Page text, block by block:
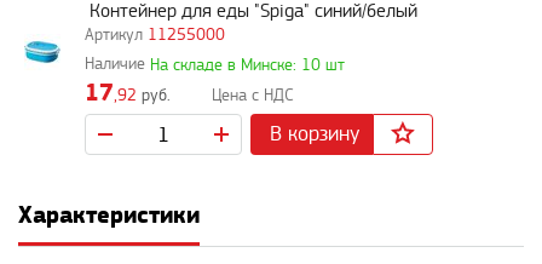
11255000
Контейнер для еды "Spiga" синий/белый
На складе в Минске: 10 шт
17,92 руб.
В корзину
Характеристики